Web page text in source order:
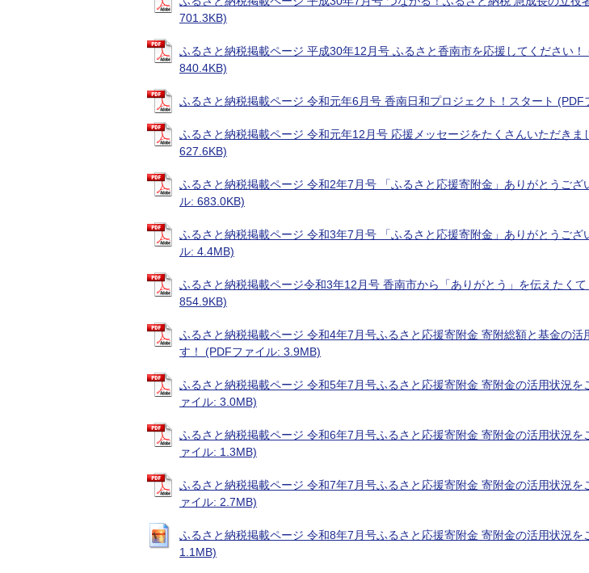
701.3KB)
ふるさと納税掲載ページ 平成30年12月号 ふるさと香南市を応援してください！
840.4KB)
ふるさと納税掲載ページ 令和元年6月号 香南日和プロジェクト！スタート (PDF
ふるさと納税掲載ページ 令和元年12月号 応援メッセージをたくさんいただきま
627.6KB)
ふるさと納税掲載ページ 令和2年7月号 「ふるさと応援寄附金」ありがとうござ
ル: 683.0KB)
ふるさと納税掲載ページ 令和3年7月号 「ふるさと応援寄附金」ありがとうござ
ル: 4.4MB)
ふるさと納税掲載ページ令和3年12月号 香南市から「ありがとう」を伝えたく
854.9KB)
ふるさと納税掲載ページ 令和4年7月号ふるさと応援寄附金 寄附総額と基金の活
す！ (PDFファイル: 3.9MB)
ふるさと納税掲載ページ 令和5年7月号ふるさと応援寄附金 寄附金の活用状況を
ァイル: 3.0MB)
ふるさと納税掲載ページ 令和6年7月号ふるさと応援寄附金 寄附金の活用状況を
ァイル: 1.3MB)
ふるさと納税掲載ページ 令和7年7月号ふるさと応援寄附金 寄附金の活用状況を
ァイル: 2.7MB)
ふるさと納税掲載ページ 令和8年7月号ふるさと応援寄附金 寄附金の活用状況を
1.1MB)